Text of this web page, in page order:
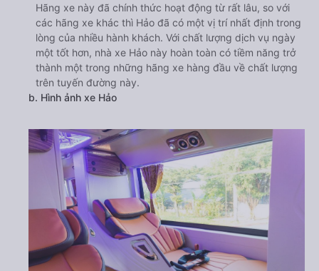
Hãng xe này đã chính thức hoạt động từ rất lâu, so với
các hãng xe khác thì Hảo đã có một vị trí nhất định trong
lòng của nhiều hành khách. Với chất lượng dịch vụ ngày
một tốt hơn, nhà xe Hảo này hoàn toàn có tiềm năng trở
thành một trong những hãng xe hàng đầu về chất lượng
trên tuyến đường này.
b. Hình ảnh xe Hảo